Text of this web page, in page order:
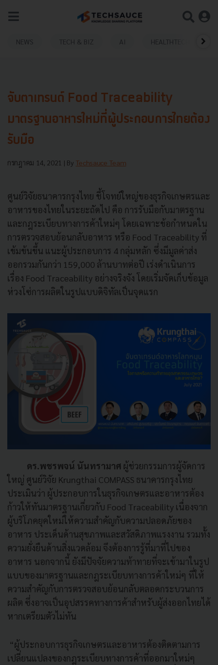
NEWS TECH & BIZ AI HEALTHTECH
จับตาเทรนด์​ Food Traceability
มาตรฐานอาหารใหม่ที่ผู้ประกอบการไทยต้อง
รับมือ
กรกฎาคม 14, 2021 | By Techsauce Team
ศูนย์วิจัยธนาคารกรุงไทย ชี้โจทย์ใหญ่ของธุรกิจเกษตรและ
อาหารของไทยในระยะถัดไป คือ การรับมือกับมาตรฐาน
และกฎระเบียบทางการค้าใหม่ๆ โดยเฉพาะข้อกำหนดใน
การตรวจสอบย้อนกลับอาหาร หรือ Food Traceability ที่
เข้มข้นขึ้น แนะผู้ประกอบการ 4 กลุ่มหลัก ซึ่งมีมูลค่าส่ง
ออกรวมกันกว่า 159,000 ล้านบาทต่อปี เร่งดำเนินการ
เรื่อง Food Traceability อย่างจริงจัง โดยเริ่มจัดเก็บข้อมูล
ห่วงโซ่การผลิตในรูปแบบดิจิทัลเป็นจุดแรก
ดร.พชรพจน์ นันทรามาศ ผู้ช่วยกรรมการผู้จัดการ
ใหญ่ ศูนย์วิจัย Krungthai COMPASS ธนาคารกรุงไทย
ประเมินว่า ผู้ประกอบการในธุรกิจเกษตรและอาหารต้อง
ก้าวให้ทันมาตรฐานเกี่ยวกับ Food Traceability เนื่องจาก
ผู้บริโภคยุคใหม่ให้ความสำคัญกับความปลอดภัยของ
อาหาร ประเด็นด้านสุขภาพและสวัสดิภาพแรงงาน รวมทั้ง
ความยั่งยืนด้านสิ่งแวดล้อม จึงต้องการรู้ที่มาที่ไปของ
อาหาร นอกจากนี้ ยังมีปัจจัยความท้าทายที่จะเข้ามาในรูป
แบบของมาตรฐานและกฎระเบียบทางการค้าใหม่ๆ ที่ให้
ความสำคัญกับการตรวจสอบย้อนกลับตลอดกระบวนการ
ผลิต ซึ่งอาจเป็นอุปสรรคทางการค้าสำหรับผู้ส่งออกไทยได้
หากเตรียมตัวไม่ทัน
“ผู้ประกอบการธุรกิจเกษตรและอาหารต้องติดตามการ
เปลี่ยนแปลงของกฎระเบียบทางการค้าที่ออกมาใหม่ๆ